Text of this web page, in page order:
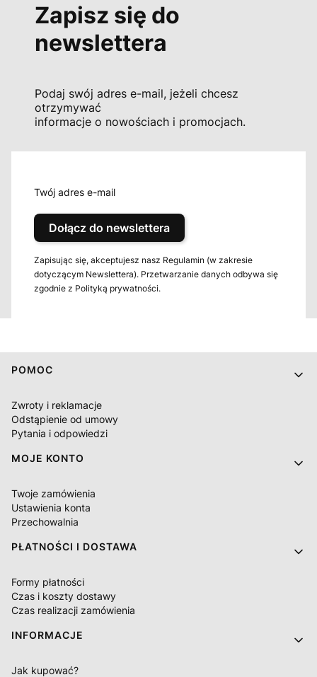
Zapisz się do
newslettera
Podaj swój adres e-mail, jeżeli chcesz
otrzymywać
informacje o nowościach i promocjach.
Twój adres e-mail
Dołącz do newslettera
Zapisując się, akceptujesz nasz Regulamin (w zakresie
dotyczącym Newslettera). Przetwarzanie danych odbywa się
zgodnie z Polityką prywatności.
Linki w stopce
POMOC
Zwroty i reklamacje
Odstąpienie od umowy
Pytania i odpowiedzi
MOJE KONTO
Twoje zamówienia
Ustawienia konta
Przechowalnia
PŁATNOŚCI I DOSTAWA
Formy płatności
Czas i koszty dostawy
Czas realizacji zamówienia
INFORMACJE
Jak kupować?